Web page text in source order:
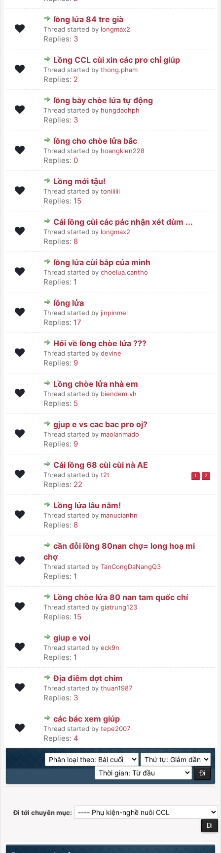
lồng lửa 84 tre già
Thread started by longmax2
Replies: 3
Lồng CCL cùi xin các pro chỉ giúp
Thread started by thong.pham
Replies: 2
lồng bẫy chòe lửa tự động
Thread started by hungdaohph
Replies: 3
lồng cho chòe lửa bắc
Thread started by hoangkien228
Replies: 0
Lồng mới tậu!
Thread started by toniiiiii
Replies: 15
Cái lồng cùi các pác nhận xét dùm ...
Thread started by longmax2
Replies: 8
lồng lửa cùi bắp của mình
Thread started by choelua.cantho
Replies: 1
lồng lửa
Thread started by jinpinmei
Replies: 17
Hỏi về lồng chòe lửa ???
Thread started by devine
Replies: 9
Lồng chòe lửa nhà em
Thread started by biendem.vh
Replies: 5
gjup e vs cac bac pro oj?
Thread started by maolanmado
Replies: 9
Cái lồng 68 cùi cùi nà AE
Thread started by t2t 1 2
Replies: 22
Lồng lửa lâu năm!
Thread started by manucianhn
Replies: 8
cần đỗi lồng 80nan chợ= long hoạ mi
chợ
Thread started by TanCongDaNangQ3
Replies: 1
Lồng chòe lửa 80 nan tam quốc chí
Thread started by giatrung123
Replies: 15
giup e voi
Thread started by eck9n
Replies: 1
Địa điêm dợt chim
Thread started by thuan1987
Replies: 3
các bác xem giúp
Thread started by tepe2007
Replies: 4
Đi tới chuyên mục: